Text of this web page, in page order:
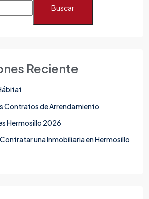
Buscar
Reciente
Contratos de Arrendamiento
Hermosillo 2026
una Inmobiliaria en Hermosillo